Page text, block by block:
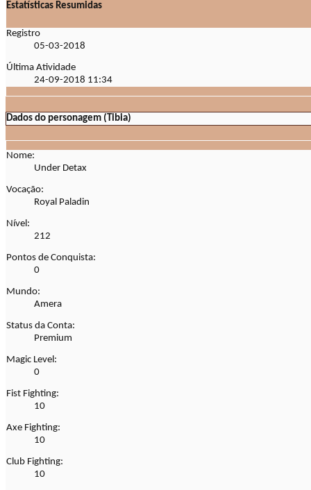
Estatísticas Resumidas
Registro
05-03-2018
Última Atividade
24-09-2018 11:34
Dados do personagem (Tibia)
Nome:
Under Detax
Vocação:
Royal Paladin
Nível:
212
Pontos de Conquista:
0
Mundo:
Amera
Status da Conta:
Premium
Magic Level:
0
Fist Fighting:
10
Axe Fighting:
10
Club Fighting:
10